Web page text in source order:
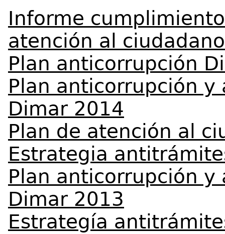
Informe
atención al
Plan anticorrupción
Plan anticorrupción
Dimar 2014
Plan de atención al
Estrategia
Plan anticorrupción
Dimar 2013
Estrategía